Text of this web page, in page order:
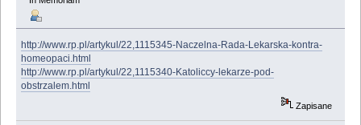
http://www.rp.pl/artykul/22,1115345-Naczelna-Rada-Lekarska-kontra-
homeopaci.html
http://www.rp.pl/artykul/22,1115340-Katoliccy-lekarze-pod-
obstrzalem.html
Zapisane